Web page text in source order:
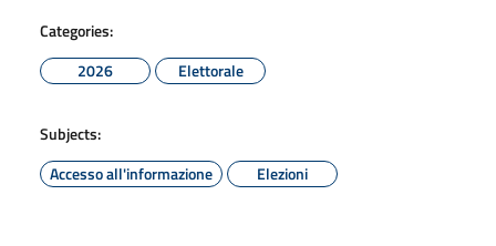
Categories:
2026
Elettorale
Subjects:
Accesso all'informazione
Elezioni